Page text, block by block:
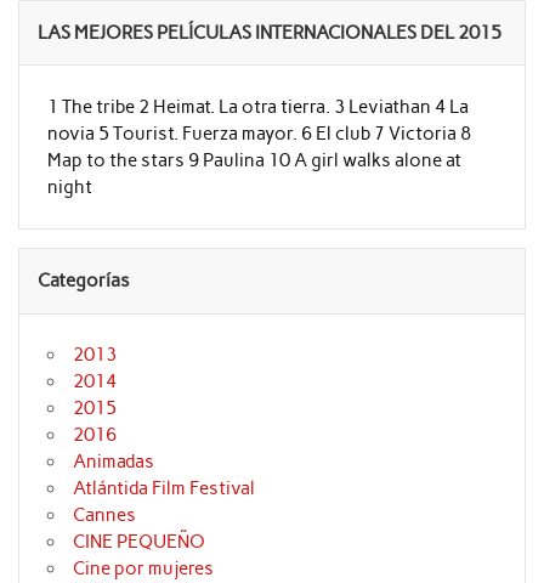
LAS MEJORES PELÍCULAS INTERNACIONALES DEL 2015
1 The tribe 2 Heimat. La otra tierra. 3 Leviathan 4 La
novia 5 Tourist. Fuerza mayor. 6 El club 7 Victoria 8
Map to the stars 9 Paulina 10 A girl walks alone at
night
Categorías
2013
2014
2015
2016
Animadas
Atlántida Film Festival
Cannes
CINE PEQUEÑO
Cine por mujeres